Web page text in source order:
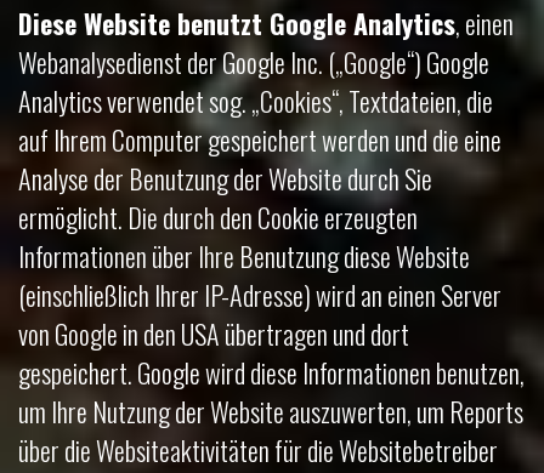
Diese Website benutzt Google Analytics, einen
Webanalysedienst der Google Inc. („Google“) Google
Analytics verwendet sog. „Cookies“, Textdateien, die
auf Ihrem Computer gespeichert werden und die eine
Analyse der Benutzung der Website durch Sie
ermöglicht. Die durch den Cookie erzeugten
Informationen über Ihre Benutzung diese Website
(einschließlich Ihrer IP-Adresse) wird an einen Server
von Google in den USA übertragen und dort
gespeichert. Google wird diese Informationen benutzen,
um Ihre Nutzung der Website auszuwerten, um Reports
über die Websiteaktivitäten für die Websitebetreiber